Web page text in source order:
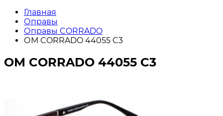
Главная
Оправы
Оправы CORRADO
ОМ CORRADO 44055 C3
ОМ CORRADO 44055 C3